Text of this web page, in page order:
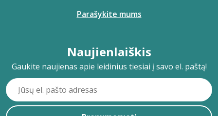
Parašykite mums
Naujienlaiškis
Gaukite naujienas apie leidinius tiesiai į savo el. paštą!